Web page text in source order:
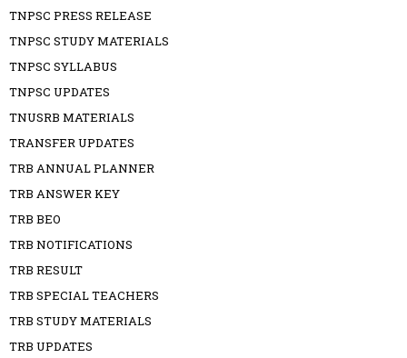
TNPSC PRESS RELEASE
TNPSC STUDY MATERIALS
TNPSC SYLLABUS
TNPSC UPDATES
TNUSRB MATERIALS
TRANSFER UPDATES
TRB ANNUAL PLANNER
TRB ANSWER KEY
TRB BEO
TRB NOTIFICATIONS
TRB RESULT
TRB SPECIAL TEACHERS
TRB STUDY MATERIALS
TRB UPDATES